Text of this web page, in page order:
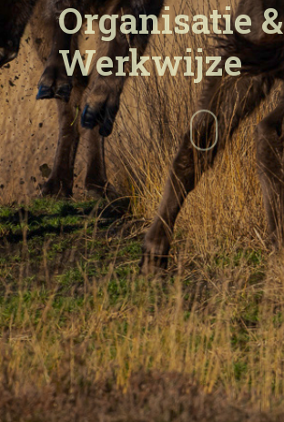
Organisatie&
Werkwijze